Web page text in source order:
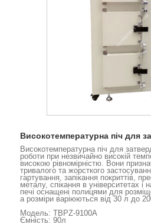
Високотемпературна піч для
Високотемпературна піч для
роботи при незвичайно високій
високою рівномірністю. Вони
тривалого та жорсткого
гартування, запікання покриттів,
металу, спікання в університетах і
печі оснащені полицями для
а розміри варіюються від 30 л до
Модель: TBPZ-9100A
Ємність: 90л